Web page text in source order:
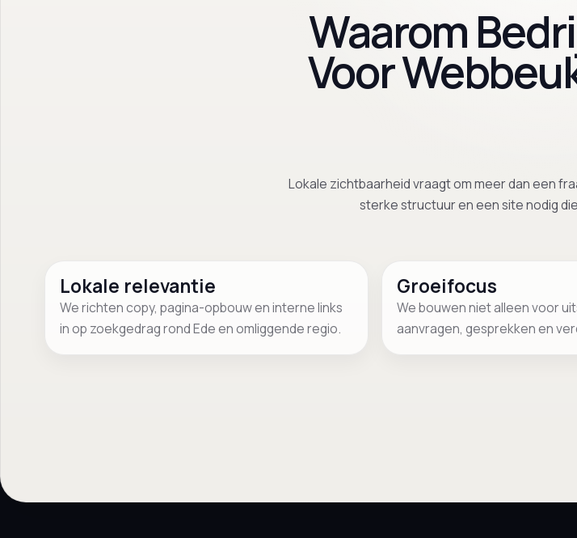
Waarom
Voor
Lokale zichtbaarheid vraagt om meer dan een
sterke structuur en een site nodig
Lokale relevantie
We richten copy, pagina-opbouw en interne links
in op zoekgedrag rond Ede en omliggende regio.
Groeifocus
We bouwen niet alleen voor
aanvragen, gesprekken en